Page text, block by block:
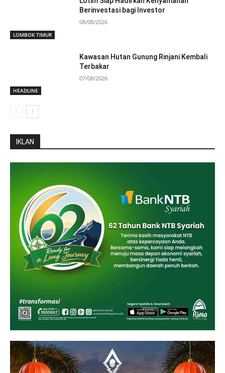
LOMBOK TIMUR
Berinvestasi bagi Investor
08/08/2026
HEADLINE
Kawasan Hutan Gunung Rinjani Kembali
Terbakar
07/08/2026
IKLAN